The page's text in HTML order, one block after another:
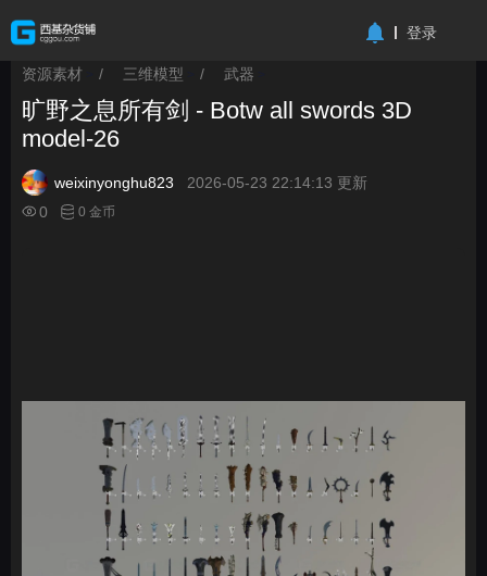
登录
资源素材 / 三维模型 / 武器
旷野之息所有剑 - Botw all swords 3D
model-26
weixinyonghu823
2026-05-23 22:14:13 更新
0
0 金币